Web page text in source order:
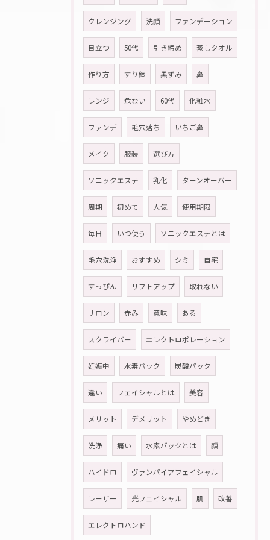
クレンジング 洗顔 ファンデーション
目立つ 50代 引き締め 蒸しタオル
作り方 すり鉢 黒ずみ 鼻
レンジ 危ない 60代 化粧水
ファンデ 毛穴落ち いちご鼻
メイク 服装 選び方
ソニックエステ 乳化 ターンオーバー
周期 初めて 人気 使用期限
毎日 いつ使う ソニックエステとは
毛穴洗浄 おすすめ シミ 自宅
すっぴん リフトアップ 取れない
サロン 赤み 意味 ある
スクライバー エレクトロポレーション
妊娠中 水素パック 炭酸パック
違い フェイシャルとは 美容
メリット デメリット やめどき
洗浄 痛い 水素パックとは 顔
ハイドロ ヴァンパイアフェイシャル
レーザー 光フェイシャル 肌 改善
エレクトロハンド